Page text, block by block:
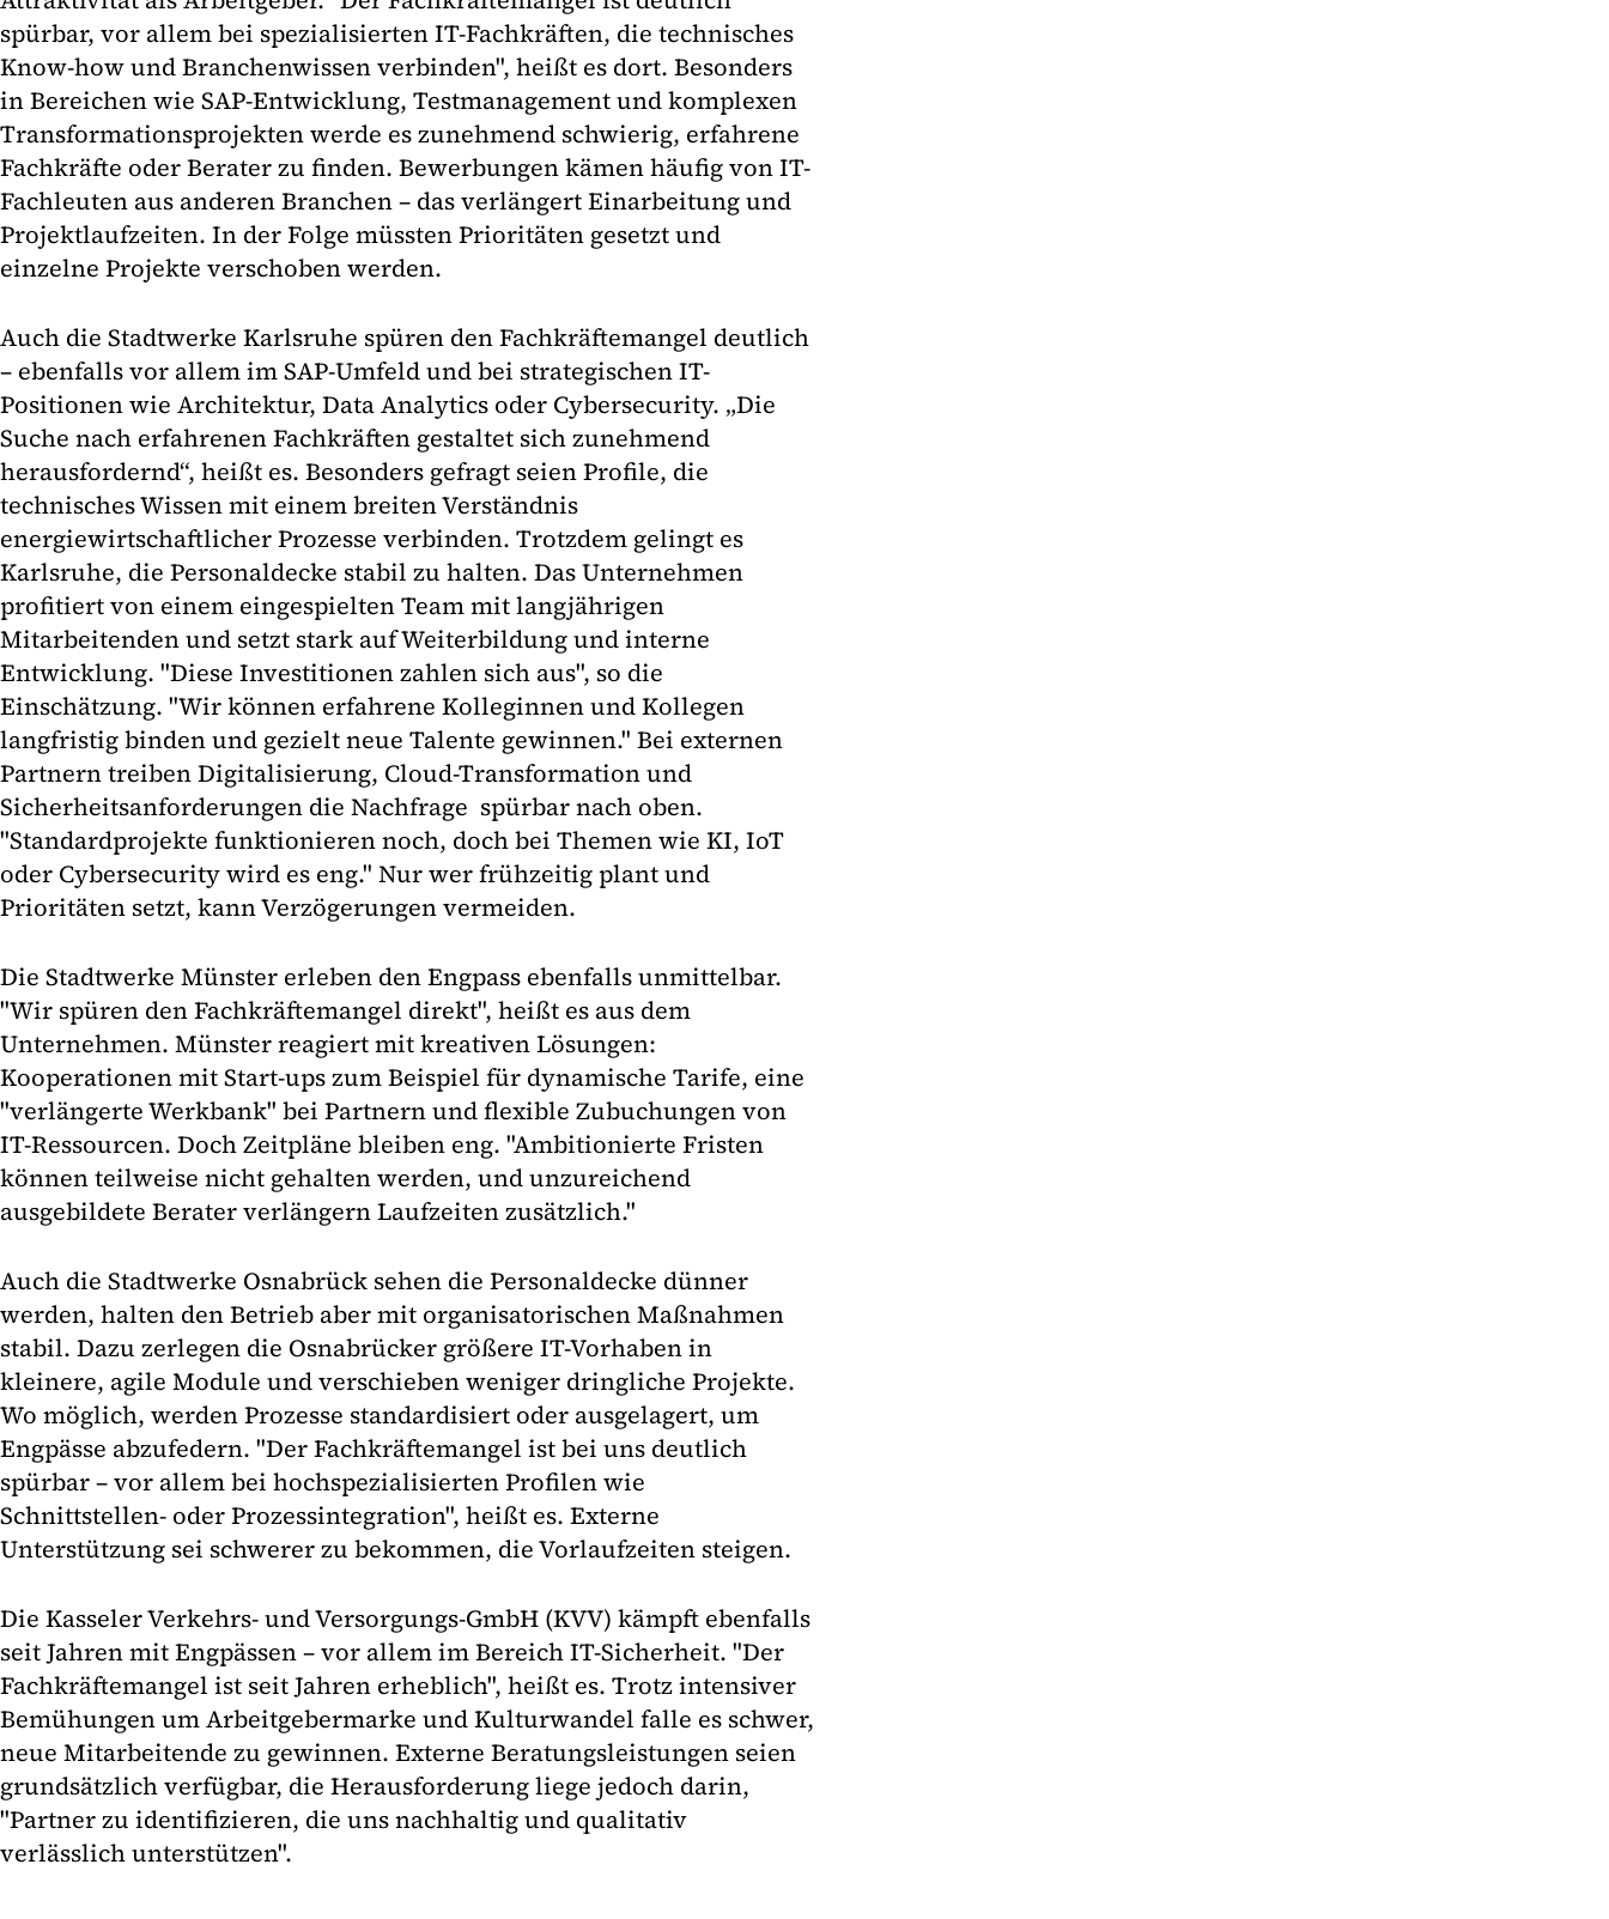
spürbar, vor allem bei spezialisierten IT-Fachkräften, die technisches
Know-how und Branchenwissen verbinden", heißt es dort. Besonders
in Bereichen wie SAP-Entwicklung, Testmanagement und komplexen
Transformationsprojekten werde es zunehmend schwierig, erfahrene
Fachkräfte oder Berater zu finden. Bewerbungen kämen häufig von IT-
Fachleuten aus anderen Branchen – das verlängert Einarbeitung und
Projektlaufzeiten. In der Folge müssten Prioritäten gesetzt und
einzelne Projekte verschoben werden.
Auch die Stadtwerke Karlsruhe spüren den Fachkräftemangel deutlich
– ebenfalls vor allem im SAP-Umfeld und bei strategischen IT-
Positionen wie Architektur, Data Analytics oder Cybersecurity. „Die
Suche nach erfahrenen Fachkräften gestaltet sich zunehmend
herausfordernd“, heißt es. Besonders gefragt seien Profile, die
technisches Wissen mit einem breiten Verständnis
energiewirtschaftlicher Prozesse verbinden. Trotzdem gelingt es
Karlsruhe, die Personaldecke stabil zu halten. Das Unternehmen
profitiert von einem eingespielten Team mit langjährigen
Mitarbeitenden und setzt stark auf Weiterbildung und interne
Entwicklung. "Diese Investitionen zahlen sich aus", so die
Einschätzung. "Wir können erfahrene Kolleginnen und Kollegen
langfristig binden und gezielt neue Talente gewinnen." Bei externen
Partnern treiben Digitalisierung, Cloud-Transformation und
Sicherheitsanforderungen die Nachfrage spürbar nach oben.
"Standardprojekte funktionieren noch, doch bei Themen wie KI, IoT
oder Cybersecurity wird es eng." Nur wer frühzeitig plant und
Prioritäten setzt, kann Verzögerungen vermeiden.
Die Stadtwerke Münster erleben den Engpass ebenfalls unmittelbar.
"Wir spüren den Fachkräftemangel direkt", heißt es aus dem
Unternehmen. Münster reagiert mit kreativen Lösungen:
Kooperationen mit Start-ups zum Beispiel für dynamische Tarife, eine
"verlängerte Werkbank" bei Partnern und flexible Zubuchungen von
IT-Ressourcen. Doch Zeitpläne bleiben eng. "Ambitionierte Fristen
können teilweise nicht gehalten werden, und unzureichend
ausgebildete Berater verlängern Laufzeiten zusätzlich."
Auch die Stadtwerke Osnabrück sehen die Personaldecke dünner
werden, halten den Betrieb aber mit organisatorischen Maßnahmen
stabil. Dazu zerlegen die Osnabrücker größere IT-Vorhaben in
kleinere, agile Module und verschieben weniger dringliche Projekte.
Wo möglich, werden Prozesse standardisiert oder ausgelagert, um
Engpässe abzufedern. "Der Fachkräftemangel ist bei uns deutlich
spürbar – vor allem bei hochspezialisierten Profilen wie
Schnittstellen- oder Prozessintegration", heißt es. Externe
Unterstützung sei schwerer zu bekommen, die Vorlaufzeiten steigen.
Die Kasseler Verkehrs- und Versorgungs-GmbH (KVV) kämpft ebenfalls
seit Jahren mit Engpässen – vor allem im Bereich IT-Sicherheit. "Der
Fachkräftemangel ist seit Jahren erheblich", heißt es. Trotz intensiver
Bemühungen um Arbeitgebermarke und Kulturwandel falle es schwer,
neue Mitarbeitende zu gewinnen. Externe Beratungsleistungen seien
grundsätzlich verfügbar, die Herausforderung liege jedoch darin,
"Partner zu identifizieren, die uns nachhaltig und qualitativ
verlässlich unterstützen".